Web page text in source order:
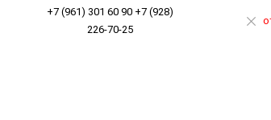
+7 (961) 301 60 90 +7 (928)
226-70-25